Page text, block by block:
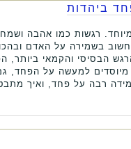
ביהדות
רגשות כמו אהבה
בשמירה על האדם
הבסיסי והקמאי
מיוסדים למעשה על
רבה על פחד, ואיך